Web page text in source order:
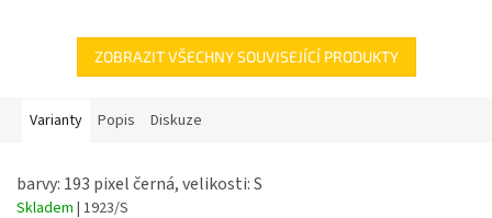
ZOBRAZIT VŠECHNY SOUVISEJÍCÍ PRODUKTY
Varianty Popis Diskuze
barvy: 193 pixel černá, velikosti: S
Skladem | 1923/S